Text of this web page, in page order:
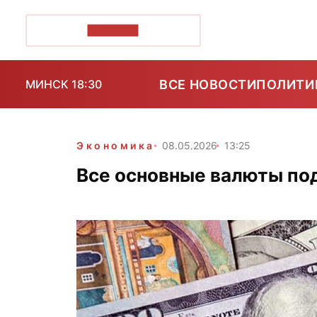
МИНСК 18:30 ВСЕ НОВОСТИ
Экономика 08.05.2026 13:25
Все основные валюты